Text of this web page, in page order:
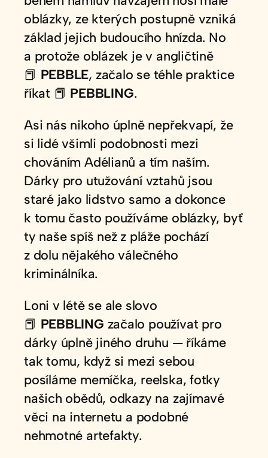
oblázky, ze kterých postupně vzniká
základ jejich budoucího hnízda. No
a protože oblázek je v angličtině
📕 PEBBLE, začalo se téhle praktice
říkat 📕 PEBBLING.
Asi nás nikoho úplně nepřekvapí, že
si lidé všimli podobnosti mezi
chováním Adélianů a tím naším.
Dárky pro utužování vztahů jsou
staré jako lidstvo samo a dokonce
k tomu často používáme oblázky, byť
ty naše spíš než z pláže pochází
z dolu nějakého válečného
kriminálníka.
Loni v létě se ale slovo
📕 PEBBLING začalo používat pro
dárky úplně jiného druhu — říkáme
tak tomu, když si mezi sebou
posíláme memíčka, reelska, fotky
našich obědů, odkazy na zajímavé
věci na internetu a podobné
nehmotné artefakty.